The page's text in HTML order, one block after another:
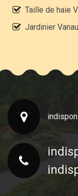
Taille de haie
Jardinier